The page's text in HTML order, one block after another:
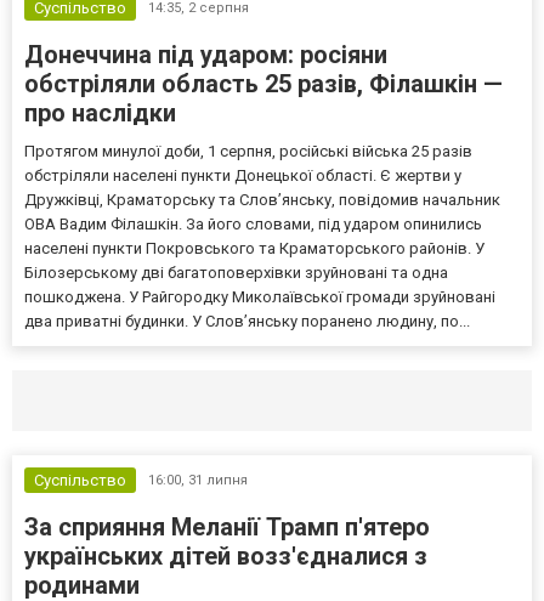
Суспільство 14:35, 2 серпня
Донеччина під ударом: росіяни
обстріляли область 25 разів, Філашкін —
про наслідки
Протягом минулої доби, 1 серпня, російські війська 25 разів
обстріляли населені пункти Донецької області. Є жертви у
Дружківці, Краматорську та Слов’янську, повідомив начальник
ОВА Вадим Філашкін. За його словами, під ударом опинились
населені пункти Покровського та Краматорського районів. У
Білозерському дві багатоповерхівки зруйновані та одна
пошкоджена. У Райгородку Миколаївської громади зруйновані
два приватні будинки. У Слов’янську поранено людину, по...
Суспільство 16:00, 31 липня
За сприяння Меланії Трамп п'ятеро
українських дітей возз'єдналися з
родинами